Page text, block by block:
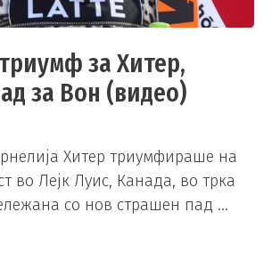
за Хитер,
за Вон (видео)
Хитер триумфираше на
во Лејк Луис, Канада, во трка
со нов страшен пад …